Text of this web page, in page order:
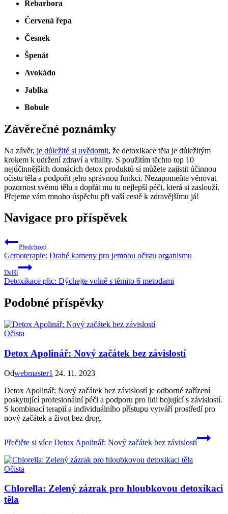
Rebarbora
Červená řepa
Česnek
Špenát
Avokádo
Jablka
Bobule
Závěrečné poznámky
Na závěr, je důležité si uvědomit, že detoxikace těla je důležitým
krokem k udržení zdraví a vitality. S použitím těchto top 10
nejúčinnějších domácích detox produktů si můžete zajistit účinnou
očistu těla a podpořit jeho správnou funkci. Nezapomeňte věnovat
pozornost svému tělu a dopřát mu tu nejlepší péči, která si zaslouží.
Přejeme vám mnoho úspěchu při vaší cestě k zdravějšímu já!
Navigace pro příspěvek
Předchozí
Gemoterapie: Drahé kameny pro jemnou očistu organismu
Další
Detoxikace plic: Dýchejte volně s těmito 6 metodami
Podobné příspěvky
Očista
Detox Apolinář: Nový začátek bez závislostí
Odwebmaster1 24. 11. 2023
Detox Apolinář: Nový začátek bez závislostí je odborné zařízení
poskytující profesionální péči a podporu pro lidi bojující s závislostí.
S kombinací terapií a individuálního přístupu vytváří prostředí pro
nový začátek a život bez drog.
Přečtěte si více Detox Apolinář: Nový začátek bez závislostí
Očista
Chlorella: Zelený zázrak pro hloubkovou detoxikaci
těla